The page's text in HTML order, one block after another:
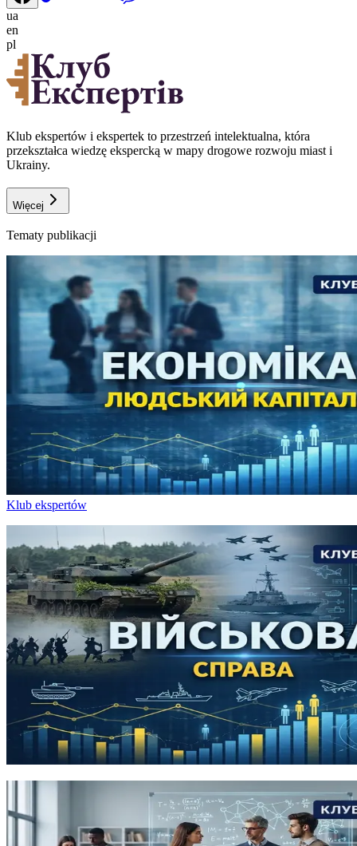
ua
en
pl
Klub ekspertów i ekspertek to przestrzeń intelektualna, która
przekształca wiedzę ekspercką w mapy drogowe rozwoju miast i
Ukrainy.
Więcej
Tematy publikacji
Klub ekspertów